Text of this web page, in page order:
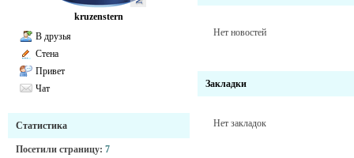
kruzenstern
В друзья
Стена
Привет
Чат
Статистика
Посетили страницу: 7
Нет новостей
Закладки
Нет закладок